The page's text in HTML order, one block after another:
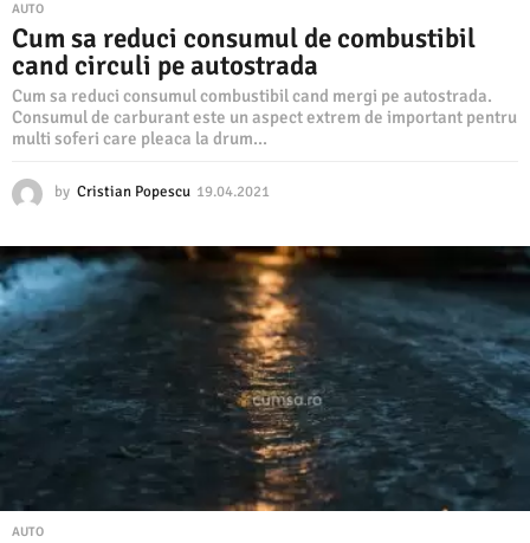
AUTO
Cum sa reduci consumul de combustibil
cand circuli pe autostrada
Cum sa reduci consumul combustibil cand mergi pe autostrada.
Consumul de carburant este un aspect extrem de important pentru
multi soferi care pleaca la drum...
by Cristian Popescu 19.04.2021
0
4
.
2
0
2
1
AUTO